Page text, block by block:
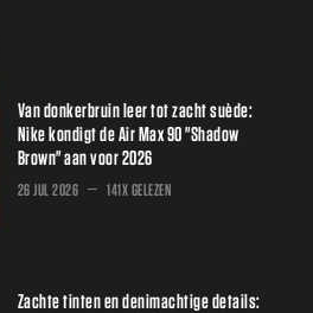
Van donkerbruin leer tot zacht suède:
Nike kondigt de Air Max 90 "Shadow
Brown" aan voor 2026
26 JUL 2026 141X GELEZEN
Zachte tinten en denimachtige details: